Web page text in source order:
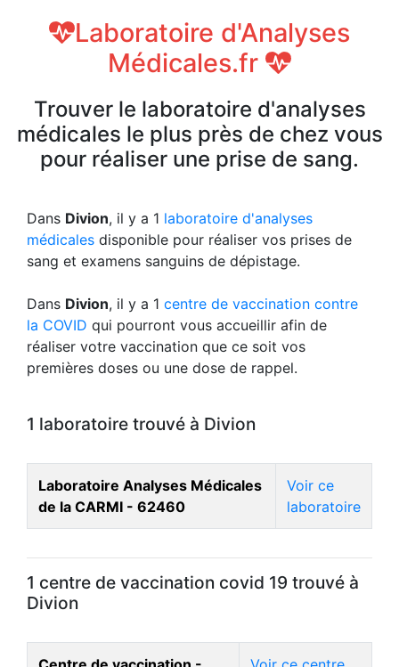
Laboratoire d'Analyses
Médicales.fr
Trouver le laboratoire d'analyses
médicales le plus près de chez vous
pour réaliser une prise de sang.
Dans Divion, il y a 1 laboratoire d'analyses
médicales disponible pour réaliser vos prises de
sang et examens sanguins de dépistage.
Dans Divion, il y a 1 centre de vaccination contre
la COVID qui pourront vous accueillir afin de
réaliser votre vaccination que ce soit vos
premières doses ou une dose de rappel.
1 laboratoire trouvé à Divion
Laboratoire Analyses Médicales
de la CARMI - 62460
Voir ce
laboratoire
1 centre de vaccination covid 19 trouvé à
Divion